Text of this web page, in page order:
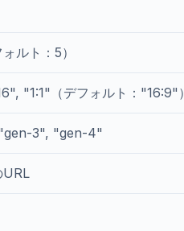
ルト：5）
"1:1"（デフォルト："16:9"）
3", "gen-4"
URL